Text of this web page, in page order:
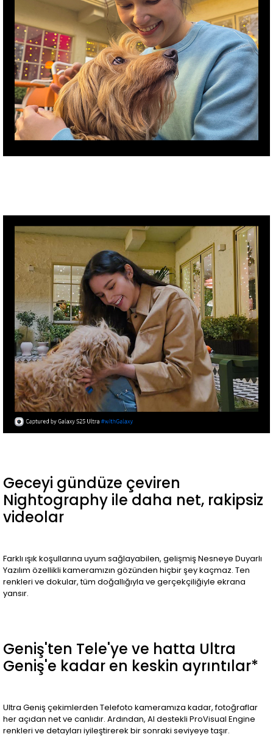
Geceyi gündüze çeviren
Nightography ile daha net, rakipsiz
videolar
Farklı ışık koşullarına uyum sağlayabilen, gelişmiş Nesneye Duyarlı
Yazılım özellikli kameramızın gözünden hiçbir şey kaçmaz. Ten
renkleri ve dokular, tüm doğallığıyla ve gerçekçiliğiyle ekrana
yansır.
Geniş'ten Tele'ye ve hatta Ultra
Geniş'e kadar en keskin ayrıntılar*
Ultra Geniş çekimlerden Telefoto kameramıza kadar, fotoğraflar
her açıdan net ve canlıdır. Ardından, AI destekli ProVisual Engine
renkleri ve detayları iyileştirerek bir sonraki seviyeye taşır.